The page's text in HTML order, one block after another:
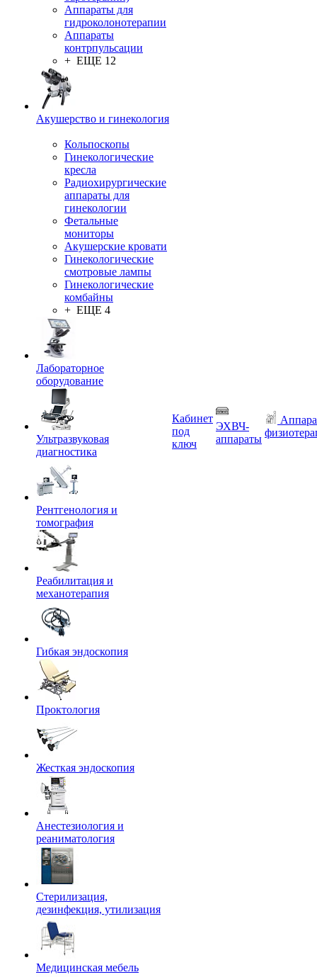
Аппараты для
гидроколонотерапии
Аппараты
контрпульсации
+ ЕЩЕ 12
Акушерство и гинекология
Кольпоскопы
Гинекологические
кресла
Радиохирургические
аппараты для
гинекологии
Фетальные
мониторы
Акушерские кровати
Гинекологические
смотровые лампы
Гинекологические
комбайны
+ ЕЩЕ 4
Лабораторное
оборудование
Ультразвуковая
диагностика
Рентгенология и
томография
Реабилитация и
механотерапия
Гибкая эндоскопия
Проктология
Жесткая эндоскопия
Анестезиология и
реаниматология
Стерилизация,
дезинфекция, утилизация
Медицинская мебель
Кабинет
под
ключ
ЭХВЧ-
аппараты